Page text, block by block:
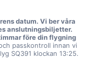
datum. Vi ber våra
anslutningsbiljetter.
före din flygning
passkontroll innan vi
SQ391 klockan 13:25.